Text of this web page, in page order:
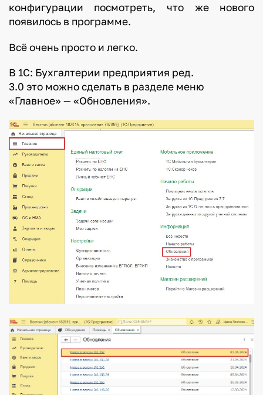
конфигурации посмотреть, что же нового
появилось в программе.
Всё очень просто и легко.
В 1С: Бухгалтерии предприятия ред.
3.0 это можно сделать в разделе меню
«Главное» — «Обновления».